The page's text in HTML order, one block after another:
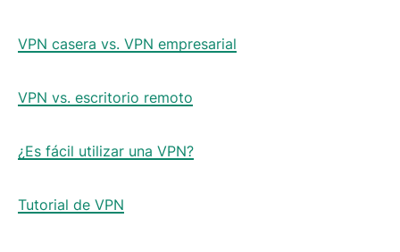
VPN casera vs. VPN empresarial
VPN vs. escritorio remoto
¿Es fácil utilizar una VPN?
Tutorial de VPN